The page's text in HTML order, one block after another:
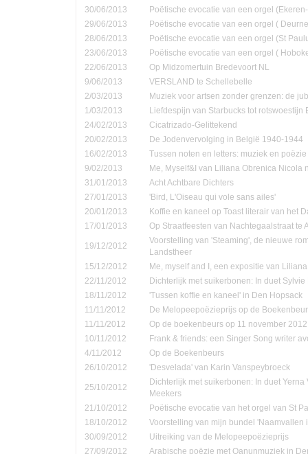
30/06/2013
Poëtische evocatie van een orgel
29/06/2013
Poëtische evocatie van een orgel (
28/06/2013
Poëtische evocatie van een orgel (St
23/06/2013
Poëtische evocatie van een orgel (
22/06/2013
Op Midzomertuin Bredevoort NL
9/06/2013
VERSLAND te Schellebelle
2/03/2013
Muziek voor artsen zonder grenzen: de
1/03/2013
Liefdespijn van Starbucks tot rotswoestijn
24/02/2013
Cicatrizado-Gelittekend
20/02/2013
De Jodenvervolging in België 1940-1944
16/02/2013
Tussen noten en letters: muziek en
9/02/2013
Me, Myself&I van Liliana Obrenica Nicola
31/01/2013
Acht Achtbare Dichters
27/01/2013
'Bird, L'Oiseau qui vole sans ailes'
20/01/2013
Koffie en kaneel op Toast literair van het
17/01/2013
Op Straatfeesten van Nachtegaalstraat te
19/12/2012
Voorstelling van 'Steaming', de nieuwe
Landstheer
15/12/2012
Me, myself and I, een expositie van
22/11/2012
Dichterlijk met suikerbonen: In duet
18/11/2012
'Tussen koffie en kaneel' in Den Hopsack
11/11/2012
De Melopeepoëzieprijs op de
11/11/2012
Op de boekenbeurs op 11 november 2012
10/11/2012
Frank & friends: een Singer Song writer
4/11/2012
Op de Boekenbeurs
26/10/2012
'Desvelada' van Karin Vanspeybroeck
25/10/2012
Dichterlijk met suikerbonen: In duet
Meekers
21/10/2012
Poëtische evocatie van het orgel van St
18/10/2012
Voorstelling van mijn bundel 'Naamvallen
30/09/2012
Uitreiking van de Melopeepoëzieprijs
27/09/2012
Arabische poëzie met Qanunmuziek in